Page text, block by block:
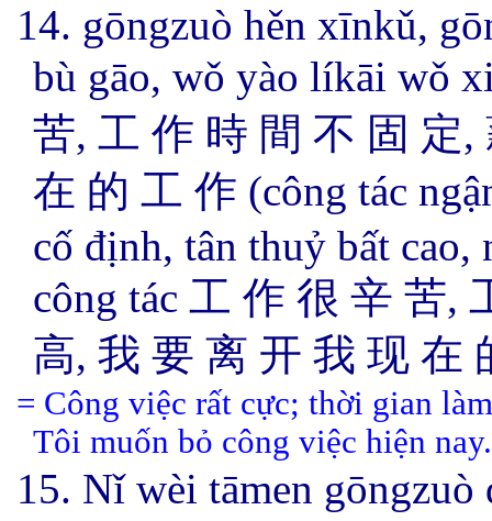
14. gōngzuò hěn xīnkǔ,
bù gāo, wǒ yào líkāi wǒ
苦, 工 作 時 間 不 固 定
在 的 工 作 (công tác
cố định, tân thuỷ bất
công tác 工 作 很 辛 苦,
高, 我 要 离 开 我 现 在
= Công việc rất cực; thời gian
Tôi muốn bỏ công việc hiện nay.
15. Nǐ wèi tāmen